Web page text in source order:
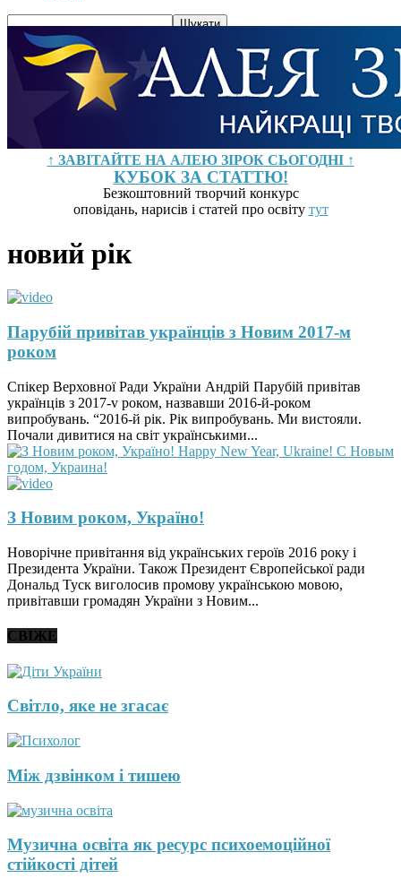
↑ ЗАВІТАЙТЕ НА АЛЕЮ ЗІРОК СЬОГОДНІ ↑
КУБОК ЗА СТАТТЮ!
Безкоштовний творчий конкурс
оповідань, нарисів і статей про освіту тут
новий рік
Парубій привітав українців з Новим 2017-м
роком
Спікер Верховної Ради України Андрій Парубій привітав
українців з 2017-v роком, назвавши 2016-й-роком
випробувань. “2016-й рік. Рік випробувань. Ми вистояли.
Почали дивитися на світ українськими...
З Новим роком, Україно!
Новорічне привітання від українських героїв 2016 року і
Президента України. Також Президент Європейської ради
Дональд Туск виголосив промову українською мовою,
привітавши громадян України з Новим...
СВІЖЕ
Світло, яке не згасає
Між дзвінком і тишею
Музична освіта як ресурс психоемоційної
стійкості дітей